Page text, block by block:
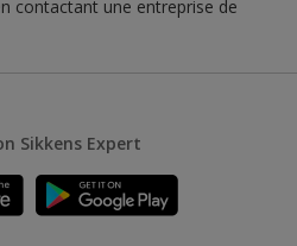
contactant une entreprise de
Sikkens Expert